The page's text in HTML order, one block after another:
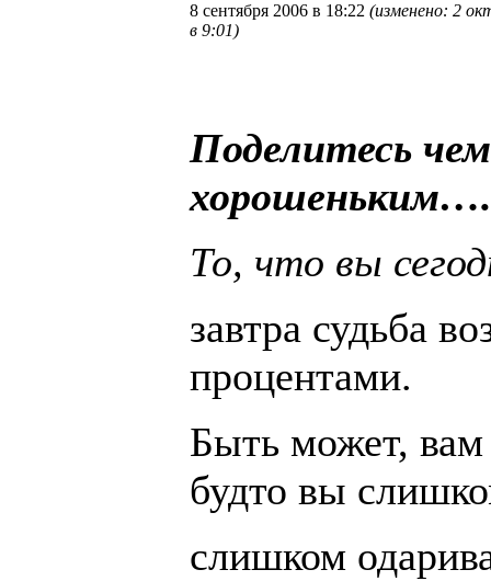
8 сентября 2006 в 18:22 (изменено: 2
в 9:01)
Поделитесь
хорошеньким….
То, что вы
завтра судьба
процентами.
Быть может, вам
будто вы
слишком